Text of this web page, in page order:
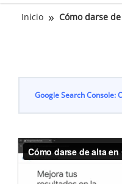
Inicio » Cómo darse
Google Search Console: